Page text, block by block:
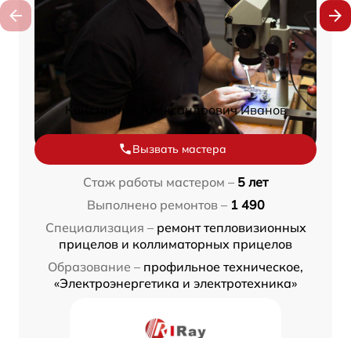
Константин Александрович Иванов
Вызвать мастера
Стаж работы мастером – 5 лет
Выполнено ремонтов – 1 490
Специализация – ремонт тепловизионных
прицелов и коллиматорных прицелов
Образование – профильное техническое,
«Электроэнергетика и электротехника»